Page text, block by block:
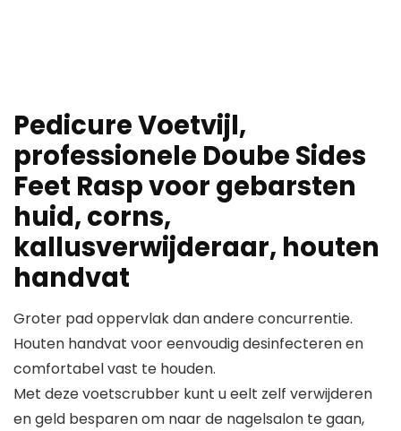
Pedicure Voetvijl,
professionele Doube Sides
Feet Rasp voor gebarsten
huid, corns,
kallusverwijderaar, houten
handvat
Groter pad oppervlak dan andere concurrentie.
Houten handvat voor eenvoudig desinfecteren en
comfortabel vast te houden.
Met deze voetscrubber kunt u eelt zelf verwijderen
en geld besparen om naar de nagelsalon te gaan,